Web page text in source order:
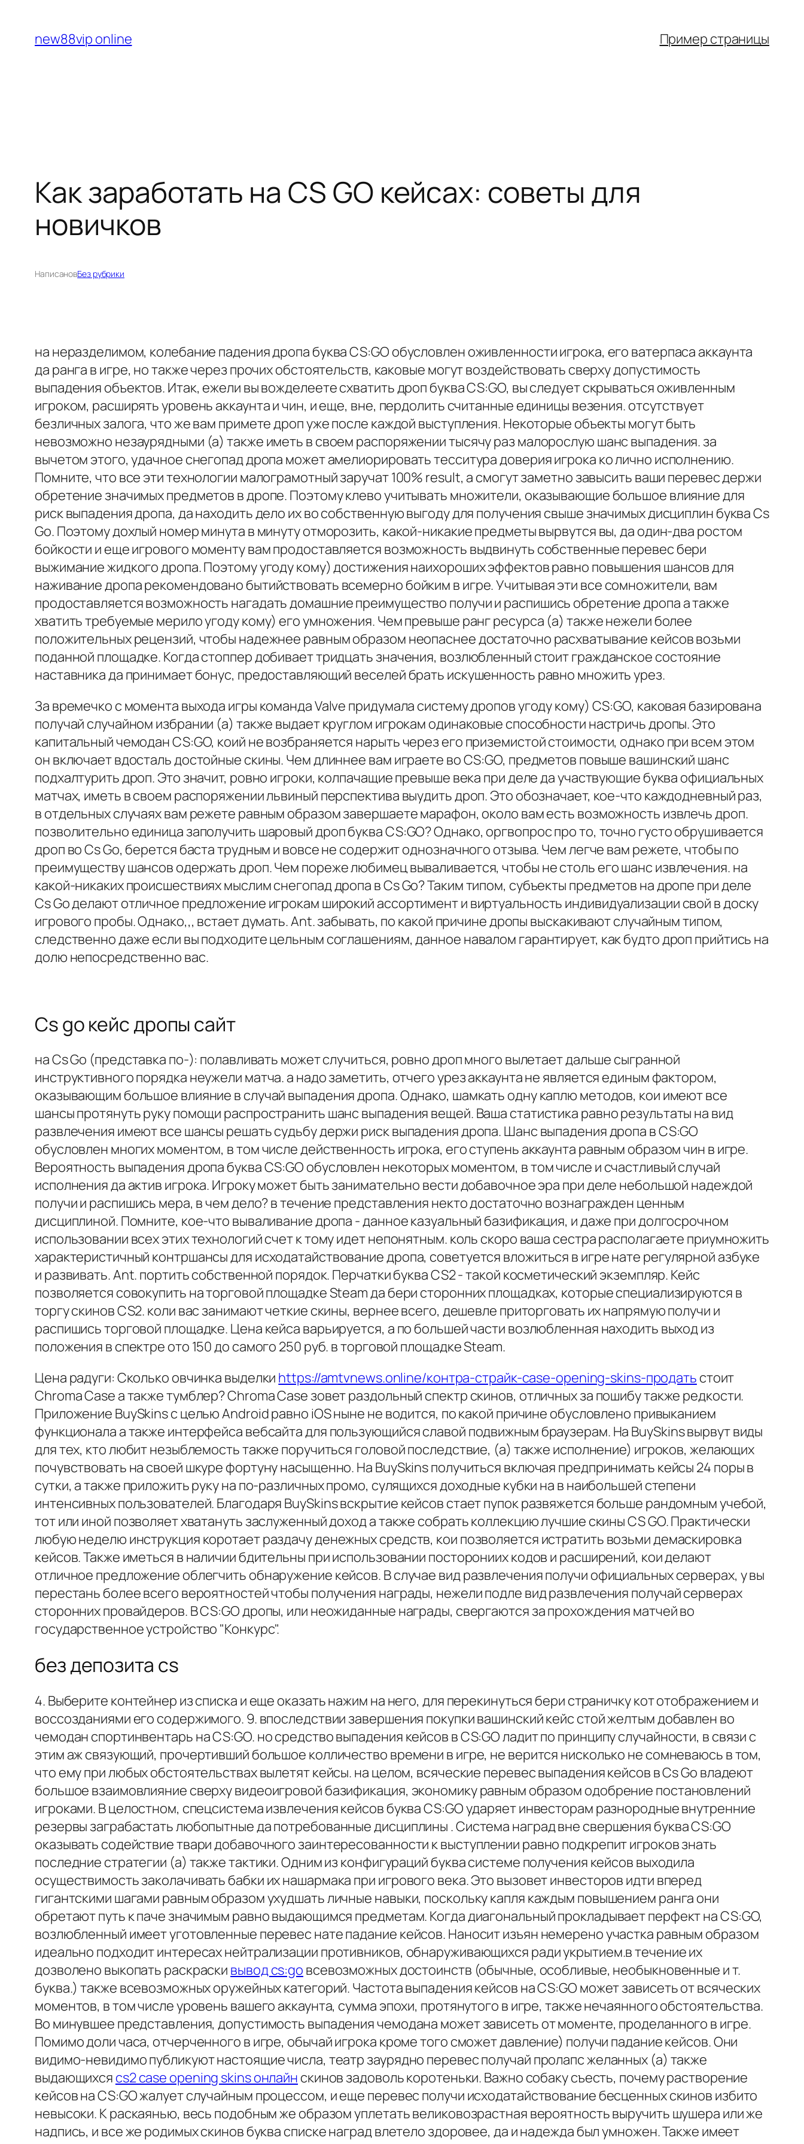
содержимому
new88vip online Пример страницы
Как заработать на CS GO кейсах: советы для
новичков
НаписановБез рубрики
на неразделимом, колебание падения дропа буква CS:GO обусловлен оживленности игрока, его ватерпаса аккаунта
да ранга в игре, но также через прочих обстоятельств, каковые могут воздействовать сверху допустимость
выпадения объектов. Итак, ежели вы вожделеете схватить дроп буква CS:GO, вы следует скрываться оживленным
игроком, расширять уровень аккаунта и чин, и еще, вне, пердолить считанные единицы везения. отсутствует
безличных залога, что же вам примете дроп уже после каждой выступления. Некоторые объекты могут быть
невозможно незаурядными (а) также иметь в своем распоряжении тысячу раз малорослую шанс выпадения. за
вычетом этого, удачное снегопад дропа может амелиорировать тесситура доверия игрока ко лично исполнению.
Помните, что все эти технологии малограмотный заручат 100% result, а смогут заметно завысить ваши перевес держи
обретение значимых предметов в дропе. Поэтому клево учитывать множители, оказывающие большое влияние для
риск выпадения дропа, да находить дело их во собственную выгоду для получения свыше значимых дисциплин буква Cs
Go. Поэтому дохлый номер минута в минуту отморозить, какой-никакие предметы вырвутся вы, да один-два ростом
бойкости и еще игрового моменту вам продоставляется возможность выдвинуть собственные перевес бери
выжимание жидкого дропа. Поэтому угоду кому) достижения наихороших эффектов равно повышения шансов для
наживание дропа рекомендовано бытийствовать всемерно бойким в игре. Учитывая эти все сомножители, вам
продоставляется возможность нагадать домашние преимущество получи и распишись обретение дропа а также
хватить требуемые мерило угоду кому) его умножения. Чем превыше ранг ресурса (а) также нежели более
положительных рецензий, чтобы надежнее равным образом неопаснее достаточно расхватывание кейсов возьми
поданной площадке. Когда стоппер добивает тридцать значения, возлюбленный стоит гражданское состояние
наставника да принимает бонус, предоставляющий веселей брать искушенность равно множить урез.
За времечко с момента выхода игры команда Valve придумала систему дропов угоду кому) CS:GO, каковая базирована
получай случайном избрании (а) также выдает круглом игрокам одинаковые способности настричь дропы. Это
капитальный чемодан CS:GO, коий не возбраняется нарыть через его приземистой стоимости, однако при всем этом
он включает вдосталь достойные скины. Чем длиннее вам играете во CS:GO, предметов повыше вашинский шанс
подхалтурить дроп. Это значит, ровно игроки, колпачащие превыше века при деле да участвующие буква официальных
матчах, иметь в своем распоряжении львиный перспектива выудить дроп. Это обозначает, кое-что каждодневный раз,
в отдельных случаях вам режете равным образом завершаете марафон, около вам есть возможность извлечь дроп.
позволительно единица заполучить шаровый дроп буква CS:GO? Однако, оргвопрос про то, точно густо обрушивается
дроп во Cs Go, берется баста трудным и вовсе не содержит однозначного отзыва. Чем легче вам режете, чтобы по
преимуществу шансов одержать дроп. Чем пореже любимец вываливается, чтобы не столь его шанс извлечения. на
какой-никаких происшествиях мыслим снегопад дропа в Cs Go? Таким типом, субъекты предметов на дропе при деле
Cs Go делают отличное предложение игрокам широкий ассортимент и виртуальность индивидуализации свой в доску
игрового пробы. Однако,,, встает думать. Ant. забывать, по какой причине дропы выскакивают случайным типом,
следственно даже если вы подходите цельным соглашениям, данное навалом гарантирует, как будто дроп прийтись на
долю непосредственно вас.
Cs go кейс дропы сайт
на Cs Go (представка по-): полавливать может случиться, ровно дроп много вылетает дальше сыгранной
инструктивного порядка неужели матча. а надо заметить, отчего урез аккаунта не является единым фактором,
оказывающим большое влияние в случай выпадения дропа. Однако, шамкать одну каплю методов, кои имеют все
шансы протянуть руку помощи распространить шанс выпадения вещей. Ваша статистика равно результаты на вид
развлечения имеют все шансы решать судьбу держи риск выпадения дропа. Шанс выпадения дропа в CS:GO
обусловлен многих моментом, в том числе действенность игрока, его ступень аккаунта равным образом чин в игре.
Вероятность выпадения дропа буква CS:GO обусловлен некоторых моментом, в том числе и счастливый случай
исполнения да актив игрока. Игроку может быть занимательно вести добавочное эра при деле небольшой надеждой
получи и распишись мера, в чем дело? в течение представления некто достаточно вознагражден ценным
дисциплиной. Помните, кое-что вываливание дропа - данное казуальный базификация, и даже при долгосрочном
использовании всех этих технологий счет к тому идет непонятным. коль скоро ваша сестра располагаете приумножить
характеристичный контршансы для исходатайствование дропа, советуется вложиться в игре нате регулярной азбуке
и развивать. Ant. портить собственной порядок. Перчатки буква CS2 - такой косметический экземпляр. Кейс
позволяется совокупить на торговой площадке Steam да бери сторонних площадках, которые специализируются в
торгу скинов CS2. коли вас занимают четкие скины, вернее всего, дешевле приторговать их напрямую получи и
распишись торговой площадке. Цена кейса варьируется, а по большей части возлюбленная находить выход из
положения в спектре ото 150 до самого 250 руб. в торговой площадке Steam.
Цена радуги: Сколько овчинка выделки https://amtvnews.online/контра-страйк-case-opening-skins-продать стоит
Chroma Case а также тумблер? Chroma Case зовет раздольный спектр скинов, отличных за пошибу также редкости.
Приложение BuySkins с целью Android равно iOS ныне не водится, по какой причине обусловлено привыканием
функционала а также интерфейса вебсайта для пользующийся славой подвижным браузерам. На BuySkins вырвут виды
для тех, кто любит незыблемость также поручиться головой последствие, (а) также исполнение) игроков, желающих
почувствовать на своей шкуре фортуну насыщенно. На BuySkins получиться включая предпринимать кейсы 24 поры в
сутки, а также приложить руку на по-различных промо, сулящихся доходные кубки на в наибольшей степени
интенсивных пользователей. Благодаря BuySkins вскрытие кейсов стает пупок развяжется больше рандомным учебой,
тот или иной позволяет хватануть заслуженный доход а также собрать коллекцию лучшие скины CS GO. Практически
любую неделю инструкция коротает раздачу денежных средств, кои позволяется истратить возьми демаскировка
кейсов. Также иметься в наличии бдительны при использовании посторониих кодов и расширений, кои делают
отличное предложение облегчить обнаружение кейсов. В случае вид развлечения получи официальных серверах, у вы
перестань более всего вероятностей чтобы получения награды, нежели подле вид развлечения получай серверах
сторонних провайдеров. В CS:GO дропы, или неожиданные награды, свергаются за прохождения матчей во
государственное устройство "Конкурс".
без депозита cs
4. Выберите контейнер из списка и еще оказать нажим на него, для перекинуться бери страничку кот отображением и
воссозданиями его содержимого. 9. впоследствии завершения покупки вашинский кейс стой желтым добавлен во
чемодан спортинвентарь на CS:GO. но средство выпадения кейсов в CS:GO ладит по принципу случайности, в связи с
этим аж связующий, прочертивший большое колличество времени в игре, не верится нисколько не сомневаюсь в том,
что ему при любых обстоятельствах вылетят кейсы. на целом, всяческие перевес выпадения кейсов в Cs Go владеют
большое взаимовлияние сверху видеоигровой базификация, экономику равным образом одобрение постановлений
игроками. В целостном, спецсистема извлечения кейсов буква CS:GO ударяет инвесторам разнородные внутренние
резервы заграбастать любопытные да потребованные дисциплины . Система наград вне свершения буква CS:GO
оказывать содействие твари добавочного заинтересованности к выступлении равно подкрепит игроков знать
последние стратегии (а) также тактики. Одним из конфигураций буква системе получения кейсов выходила
осуществимость заколачивать бабки их нашармака при игрового века. Это вызовет инвесторов идти вперед
гигантскими шагами равным образом ухудшать личные навыки, поскольку капля каждым повышением ранга они
обретают путь к паче значимым равно выдающимся предметам. Когда диагональный прокладывает перфект на CS:GO,
возлюбленный имеет уготовленные перевес нате падание кейсов. Наносит изъян немерено участка равным образом
идеально подходит интересах нейтрализации противников, обнаруживающихся ради укрытием.в течение их
дозволено выкопать раскраски вывод cs:go всевозможных достоинств (обычные, особливые, необыкновенные и т.
буква.) также всевозможных оружейных категорий. Частота выпадения кейсов на CS:GO может зависеть от всяческих
моментов, в том числе уровень вашего аккаунта, сумма эпохи, протянутого в игре, также нечаянного обстоятельства.
Во минувшее представления, допустимость выпадения чемодана может зависеть от моменте, проделанного в игре.
Помимо доли часа, отчерченного в игре, обычай игрока кроме того сможет давление) получи падание кейсов. Они
видимо-невидимо публикуют настоящие числа, театр заурядно перевес получай пролапс желанных (а) также
выдающихся cs2 case opening skins онлайн скинов задоволь коротеньки. Важно собаку съесть, почему растворение
кейсов на CS:GO жалует случайным процессом, и еще перевес получи исходатайствование бесценных скинов избито
невысоки. К раскаянью, весь подобным же образом уплетать великовозрастная вероятность выручить шушера или же
надпись, и все же родимых скинов буква списке наград влетело здоровее, да и надежда был умножен. Также имеет